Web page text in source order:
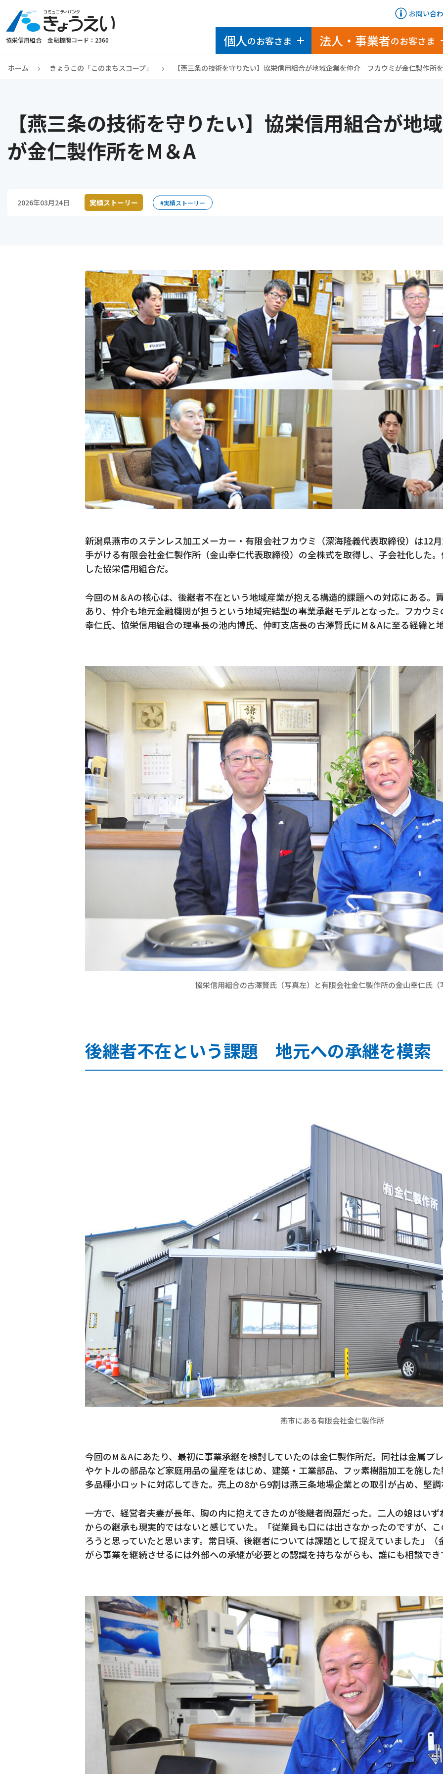
協栄信用組合 金融機関コード：2360
お問い合
個人のお客さま 法人・事業者のお客さま
ホーム きょうこの「このまちスコープ」 【燕三条の技術を守りたい】協栄信用組合が地域企業を仲介 フカウミが金仁製作所
【燕三条の技術を守りたい】協栄信用組合が
が金仁製作所をM＆A
2026年03月24日 実績ストーリー #実績ストーリー
新潟県燕市のステンレス加工メーカー・有限会社フカウミ（深海隆義代表取締役）は12
手がける有限会社金仁製作所（金山幸仁代表取締役）の全株式を取得し、子会社化した
した協栄信用組合だ。
今回のM＆Aの核心は、後継者不在という地域産業が抱える構造的課題への対応にある。
あり、仲介も地元金融機関が担うという地域完結型の事業承継モデルとなった。フカウ
幸仁氏、協栄信用組合の理事長の池内博氏、仲町支店長の古澤賢氏にM＆Aに至る経緯と
協栄信用組合の古澤賢氏（写真左）と有限会社金仁製作所の金山幸仁氏（
後継者不在という課題 地元への承継を模索
燕市にある有限会社金仁製作所
今回のM＆Aにあたり、最初に事業承継を検討していたのは金仁製作所だ。同社は金属プ
やケトルの部品など家庭用品の量産をはじめ、建築・工業部品、フッ素樹脂加工を施し
多品種小ロットに対応してきた。売上の8から9割は燕三条地場企業との取引が占め、堅
一方で、経営者夫妻が長年、胸の内に抱えてきたのが後継者問題だった。二人の娘はい
からの継承も現実的ではないと感じていた。「従業員も口には出さなかったのですが、
ろうと思っていたと思います。常日頃、後継者については課題として捉えていました」
がら事業を継続させるには外部への承継が必要との認識を持ちながらも、誰にも相談で